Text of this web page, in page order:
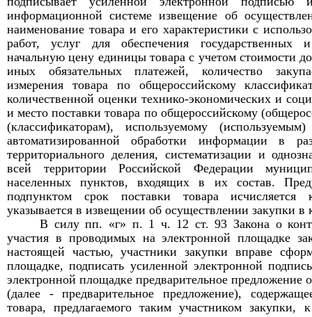
информационной системе извещение об
наименование товара и его характеристики с
работ, услуг для обеспечения
начальную цену единицы товара с учетом стоимости
иных обязательных платежей, количество
измерения товара по общероссийскому
количественной оценки технико-экономических и
и место поставки товара по общероссийскому
(классификаторам), используемому
автоматизированной обработки информации в
территориального деления, систематизации и
всей территории Российской Федерации
населенных пунктов, входящих в их состав.
подпунктом срок поставки товара
указывается в извещении об осуществлении закупки в
В силу пп. «г» п. 1 ч. 12 ст. 93 Закона о
участия в проводимых на электронной площадке
настоящей частью, участники закупки вправе
площадке, подписать усиленной электронной
электронной площадке предварительное предложение
(далее - предварительное предложение),
товара, предлагаемого таким участником закупки,